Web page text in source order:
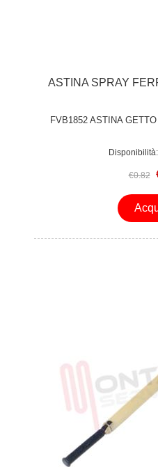
ASTINA SPRAY
FVB1852 ASTINA
Disponibilità:
€0.82